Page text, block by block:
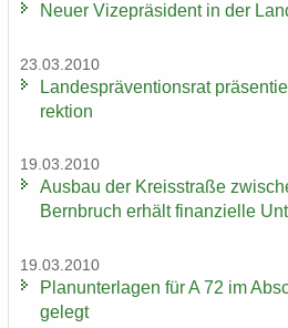
Neuer Vi­ze­prä­si­dent in der
23.03.2010
Lan­des­prä­ven­ti­ons­rat
rek­ti­on
19.03.2010
Aus­bau der Kreis­stra­ße
Bern­bruch er­hält fi­nan­zi­el­le
19.03.2010
Plan­un­ter­la­gen für A 72 im
ge­legt